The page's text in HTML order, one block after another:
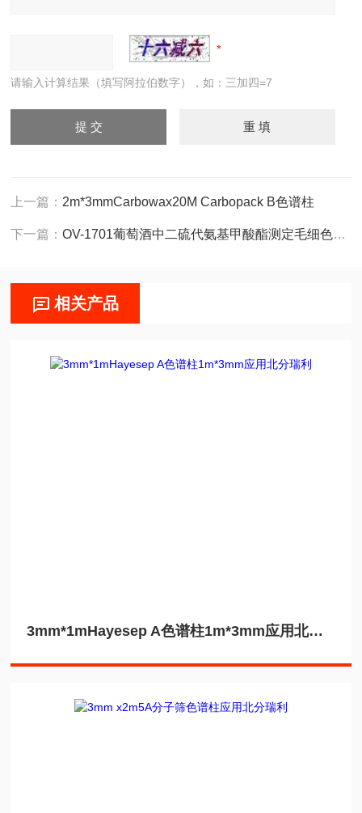
请输入计算结果（填写阿拉伯数字），如：三加四=7
上一篇： 2m*3mmCarbowax20M Carbopack B色谱柱
下一篇：OV-1701葡萄酒中二硫代氨基甲酸酯测定毛细色谱柱
相关产品
3mm*1mHayesep A色谱柱1m*3mm应用北分瑞利